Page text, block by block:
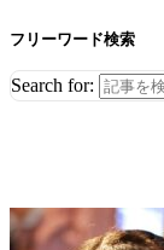
フリーワード検索
Search for: